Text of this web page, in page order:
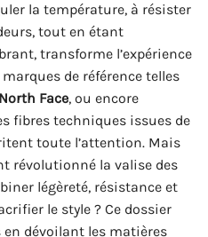
la température, à résister
tout en étant
transforme l’expérience
de référence telles
Face, ou encore
fibres techniques issues de
toute l’attention. Mais
révolutionné la valise des
légèreté, résistance et
le style ? Ce dossier
dévoilant les matières